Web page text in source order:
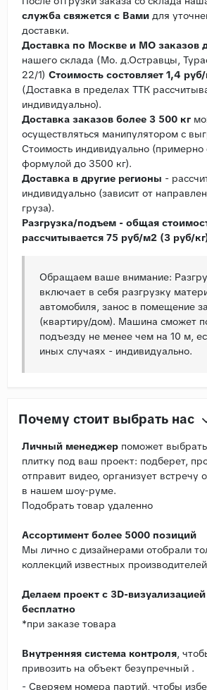
служба свяжется с Вами для
доставки.
Доставка по Москве и МО заказов
нашего склада (Мо. д.Остравцы,
22/1) Стоимость состовляет 1,4
(Доставка в пределах ТТК
индивидуально).
Доставка заказов более 3 500 кг
осуществляться манипулятором с
Стоимость индивидуально (примерно
формулой до 3500 кг).
Доставка в другие регионы -
индивидуально (зависит от
груза).
Разгрузка/подъем - общая
рассчитывается 75 руб/м2 (3 руб/
Обращаем ваше внимание:
включает в себя разгрузку
автомобиля, занос в помещение
(квартиру/дом). Машина сможет
подъезду не менее чем на 10 м,
иных случаях - индивидуально.
Почему стоит выбрать нас
Личный менеджер поможет
плитку под ваш проект: подберет,
отправит видео, организует встречу
в нашем шоу-руме.
Подобрать товар удаленно
Ассортимент более 5000 позиций
Мы лично с дизайнерами отобрали
коллекций известных
Делаем проект с 3D-
бесплатно
*при заказе товара
Внутренняя система контроля ,
привозить на объект безупречный .
- Сверяем номера партий, чтобы